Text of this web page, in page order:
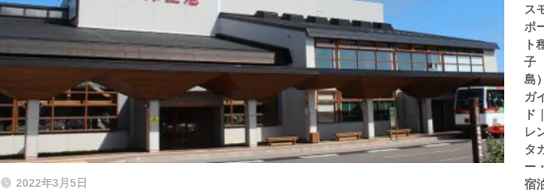
2022年3月5日
ス
ポ
ト
子
島
ガ
ド
レ
タ
ー
宿